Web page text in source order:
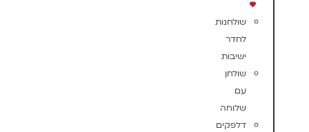
שולחנות
לחדר
ישיבות
שולחן
עם
שלוחה
דלפקים